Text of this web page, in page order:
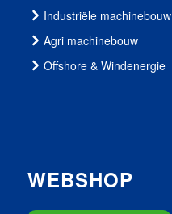
Industriële machinebouw
Agri machinebouw
Offshore & Windenergie
WEBSHOP